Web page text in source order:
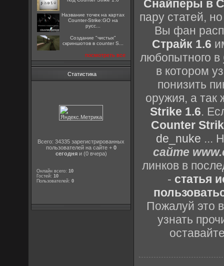
Название точек на картах
Counter-Strike:GO на
русс...
Создание "чистых"
скриншотов в counter S...
посмотреть все
Статистика
Всего: 34335 зарегистрированных
пользователей на сайте + 0
сегодняи (0 вчера)
Онлайн всего:10
Гостей:10
Пользователей:0
Снайперы в
пару статей,
Вы фан
Страйк 1.6
любопытного в
в котором
понизить
оружия, а так
Strike 1.6.
Counter
de_nuke ...
сайте
линков в
- статья
Пожалуй это
узнать